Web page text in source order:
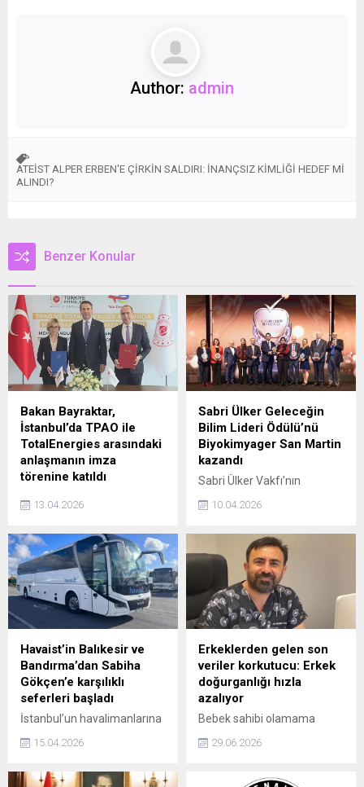
Author: admin
ATEİST ALPER ERBEN'E ÇİRKİN SALDIRI: İNANÇSIZ KİMLİĞİ HEDEF Mİ
ALINDI?
Benzer Konular
Bakan Bayraktar,
İstanbul’da TPAO ile
TotalEnergies arasındaki
anlaşmanın imza
törenine katıldı
Anonim Ortaklığı (TPAO) ile
Enerji ve Tabii Kaynaklar
Bakanı Alpaslan
Bayraktar'ın katılımıyla iş
birliği anlaşması imzalandı.
13.04.2026
Sabri Ülker Geleceğin
Bilim Lideri Ödülü’nü
Biyokimyager San Martin
kazandı
Sabri Ülker Vakfı’nın
vizyonuyla 10’uncu yılında
Geleceğin Bilim Lideri
Ödülü’nü, Şili Üniversitesi Tıp
Fakültesi Beslenme
Bölümü’nden Biyokimyager
Maria Elsa Pando San
Martin kazandı. San
Martin’in araştırmasının,
sağlık ve sürdürülebilirliği
‘Döngüsel Beslenme’
yaklaşımıyla bir araya
getirdiği belirtildi.
10.04.2026
Havaist’in Balıkesir ve
Bandırma’dan Sabiha
Gökçen’e karşılıklı
seferleri başladı
İstanbul’un havalimanlarına
bagajlı yolcu taşımacılığı
hizmeti sunan Havaist,
Sabiha Gökçen Havalimanı
15.04.2026
Erkeklerden gelen son
veriler korkutucu: Erkek
doğurganlığı hızla
azalıyor
Bebek sahibi olamama
durumunda genellikle kadın
kaynaklı sorunlara
erkek faktörünün de kısırlık
29.06.2026